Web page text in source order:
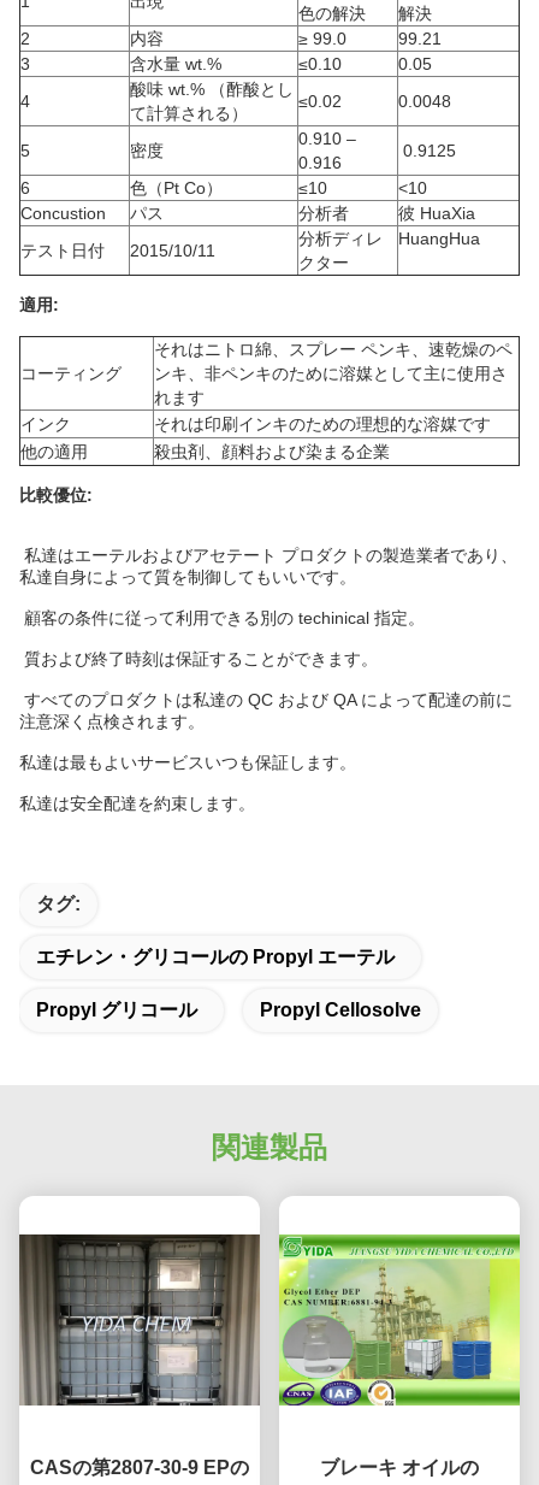
色の解決
解決
2
内容 ≥ 99.0
99.21
3
含水量 wt.% ≤0.10
0.05
4
酸味 wt.% （酢酸とし
て計算される）
≤0.02 0.0048
5 密度
0.910 –
0.916
0.9125
6
色（Pt Co） ≤10
<10
Concustion
パス 分析者
彼 HuaXia
テスト日付
2015/10/11
分析ディレ
クター
HuangHua
適用:
コーティング
それはニトロ綿、スプレー ペンキ、速乾燥のペ
ンキ、非ペンキのために溶媒として主に使用さ
れます
インク
それは印刷インキのための理想的な溶媒です
他の適用
殺虫剤、顔料および染まる企業
比較優位:
私達はエーテルおよびアセテート プロダクトの製造業者であり、
私達自身によって質を制御してもいいです。
顧客の条件に従って利用できる別の techinical 指定。
質および終了時刻は保証することができます。
すべてのプロダクトは私達の QC および QA によって配達の前に
注意深く点検されます。
私達は最もよいサービスいつも保証します。
私達は安全配達を約束します。
タグ:
エチレン・グリコールの Propyl エーテル
Propyl グリコール Propyl Cellosolve
関連製品
CASの第2807-30-9 EPの
ブレーキ オイルの